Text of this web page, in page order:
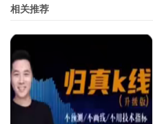
相关推荐